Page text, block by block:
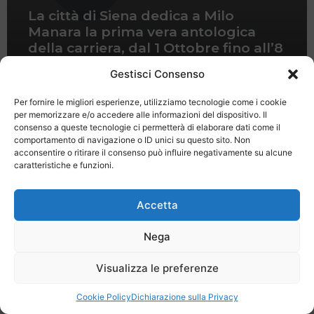
Gestisci Consenso
Per fornire le migliori esperienze, utilizziamo tecnologie come i cookie
per memorizzare e/o accedere alle informazioni del dispositivo. Il
consenso a queste tecnologie ci permetterà di elaborare dati come il
comportamento di navigazione o ID unici su questo sito. Non
acconsentire o ritirare il consenso può influire negativamente su alcune
caratteristiche e funzioni.
Accetta
Nega
Visualizza le preferenze
Cookie PolicyDichiarazione sulla Privacy
La città di Siena dedica a Milo
Manara la prima vera antologica
della carriera, dal 1 Ottobre fino all’8
Last Minute
Registrati Contatti
SPECIALE LAST MINUTE - SH WEB